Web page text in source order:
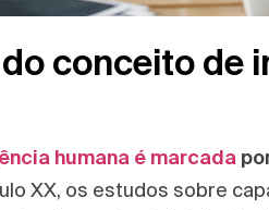
conceito de
humana é marcada
XX, os estudos sobre